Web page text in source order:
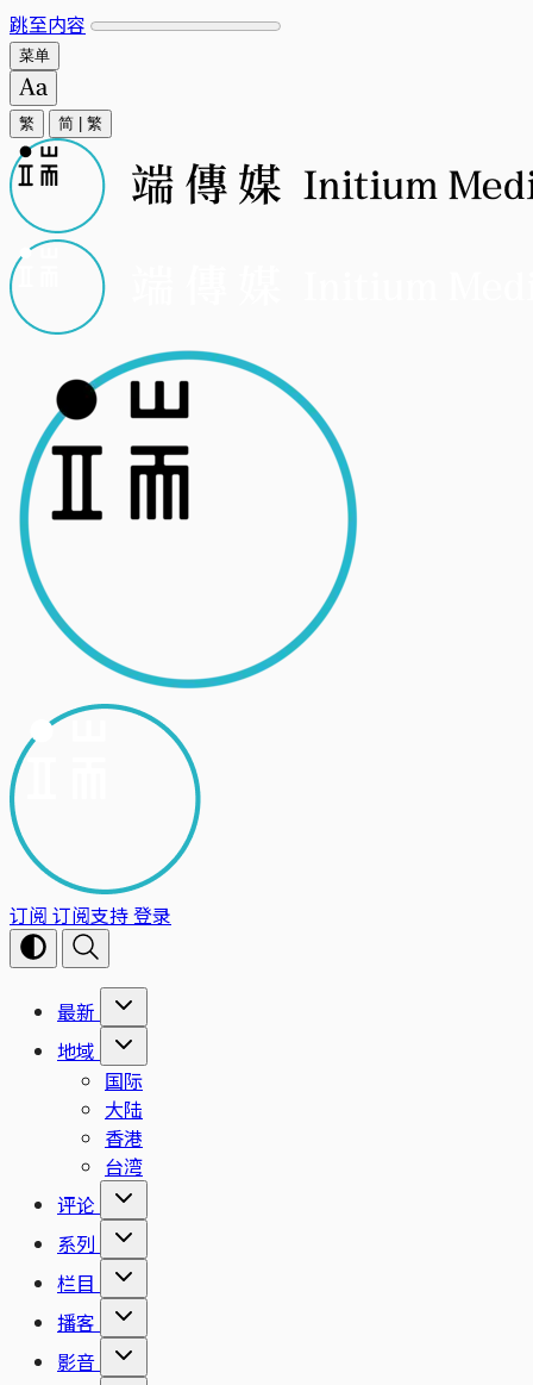
跳至内容
菜单
繁 简 繁
订阅 订阅支持登录
最新
地域
国际
大陆
香港
台湾
评论
系列
栏目
播客
影音